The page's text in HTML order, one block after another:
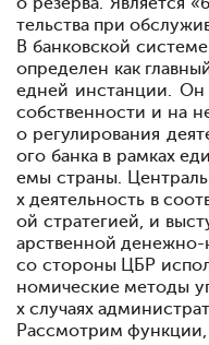
тельства при
В банковской
определен как
едней инстанции. Он
собственности и на
о регулирования
ого банка в рамках
емы страны.
х деятельность в
ой стратегией, и
арственной
со стороны ЦБР
номические методы
х случаях
Рассмотрим